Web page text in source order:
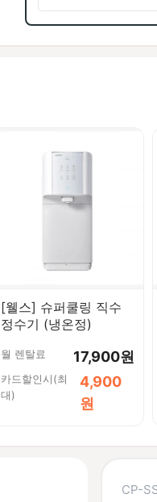
[웰스] 슈퍼쿨링 직수
정수기 (냉온정)
월 렌탈료 17,900원
카드할인시(최
대)
4,900
원
CP-